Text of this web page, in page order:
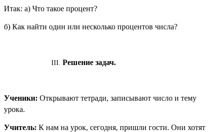
Итак: а) Что такое процент?
б) Как найти один или несколько процентов числа?
Решение задач.
Ученики: Открывают тетради, записывают число и тему
урока.
Учитель: К нам на урок, сегодня, пришли гости. Они хотят